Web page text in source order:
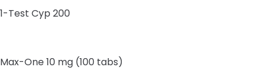
1-Test Cyp 200
Max-One 10 mg (100 tabs)